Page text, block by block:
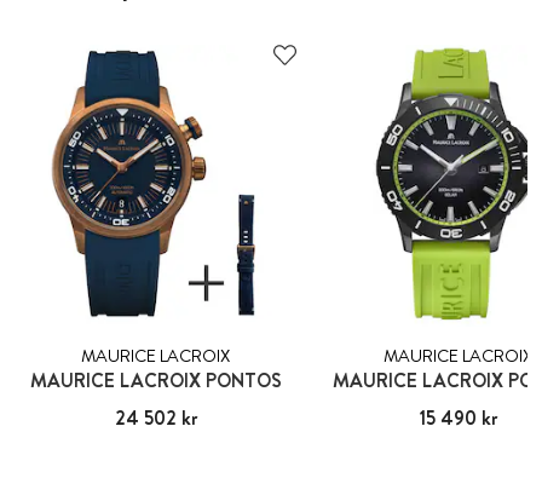
MAURICE LACROIX
MAURICE LACROIX PONTOS
Pris:24 502 kr
24 502 kr
MAURICE LACROIX
MAURICE LACROIX
Pris: 15 490 kr
15 490 kr